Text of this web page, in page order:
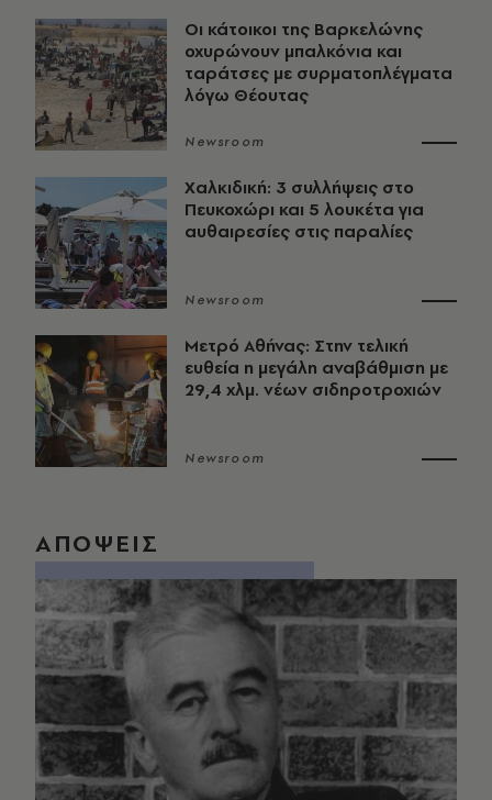
Οι κάτοικοι της Βαρκελώνης
οχυρώνουν μπαλκόνια και
ταράτσες με συρματοπλέγματα
λόγω Θέουτας
Newsroom
Χαλκιδική: 3 συλλήψεις στο
Πευκοχώρι και 5 λουκέτα για
αυθαιρεσίες στις παραλίες
Newsroom
Μετρό Αθήνας: Στην τελική
ευθεία η μεγάλη αναβάθμιση με
29,4 χλμ. νέων σιδηροτροχιών
Newsroom
ΑΠΟΨΕΙΣ